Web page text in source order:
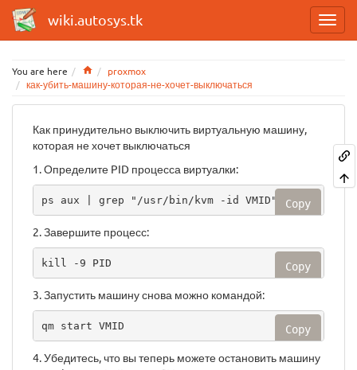
wiki.autosys.tk
You are here Homeproxmox
как-убить-машину-которая-не-хочет-выключаться
Как принудительно выключить виртуальную машину,
которая не хочет выключаться
1. Определите PID процесса виртуалки:
ps aux | grep "/usr/bin/kvm -id VMID" Copy
2. Завершите процесс:
kill -9 PID Copy
3. Запустить машину снова можно командой:
qm start VMID Copy
4. Убедитесь, что вы теперь можете остановить машину